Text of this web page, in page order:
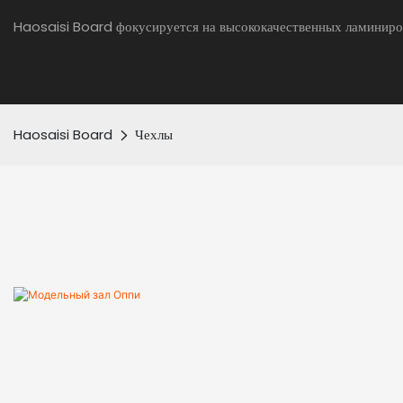
Haosaisi Board фокусируется на высококачественных
Haosaisi Board Чехлы